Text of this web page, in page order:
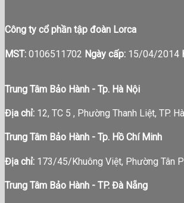
Công ty cổ phần tập đoàn Lorca
MST: 0106511702 Ngày cấp: 15/04/2014
Trung Tâm Bảo Hành - Tp. Hà Nội
Địa chỉ: 12, TC 5 , Phường Thanh Liệt, TP.
Trung Tâm Bảo Hành - Tp. Hồ Chí Minh
Địa chỉ: 173/45/Khuông Việt, Phường Tân
Trung Tâm Bảo Hành - TP. Đà Nẵng